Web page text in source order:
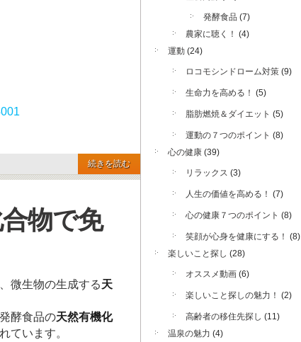
続きを読む
物で免
微生物の生成する天
酵食品の天然有機化
ています。
発酵食品 (7)
農家に聴く！ (4)
運動 (24)
ロコモシンドローム対策 (9)
生命力を高める！ (5)
脂肪燃焼＆ダイエット (5)
運動の７つのポイント (8)
心の健康 (39)
リラックス (3)
人生の価値を高める！ (7)
心の健康７つのポイント (8)
笑顔が心身を健康にする！ (8)
楽しいこと探し (28)
オススメ動画 (6)
楽しいこと探しの魅力！ (2)
高齢者の移住先探し (11)
温泉の魅力 (4)